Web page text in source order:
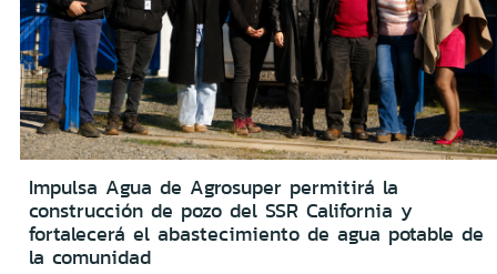
Impulsa Agua de Agrosuper permitirá la
construcción de pozo del SSR California y
fortalecerá el abastecimiento de agua potable de
la comunidad